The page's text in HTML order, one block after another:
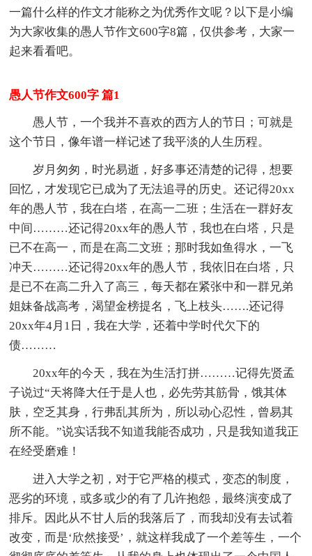
一篇什么样的作文才能称之为优秀作文呢？以下是小编
为大家收集的愚人节作文600字8篇，仅供参考，大家一
起来看看吧。
愚人节作文600字 篇1
愚人节，一个我并不喜欢的西方人的节日；可就是
这个节日，像年谱一样记述了我平淡的人生历程。
岁月匆匆，时光易逝，好多事还清楚的记得，想要
回忆，才发现它已成为了无法追寻的历史。还记得20xx
年的愚人节，我在白塔，在高一二班；生活在一群好友
中间………还记得20xx年的愚人节，我也在白塔，只是
已不在高一，而是在高二文班；那时我如鱼得水，一飞
冲天………还记得20xx年的愚人节，我依旧在白塔，只
是已不在高二升入了高三，每天都在紧张中和一群兄弟
姐妹备战高考，渴望金榜提名，飞上枝头…….还记得
20xx年4月1日，我在大学，还着中学时代欠下的
债………
20xx年的今天，我在为生活打拼………记得先贤孟
子说过“天将降大任于是人也，必先劳其筋骨，饿其体
肤，空乏其身，行弗乱其所为，所以动心忍性，曾易其
所不能。”说实话我不知道我能否成功，只是我知道我正
在经受磨难！
进入大学之初，对于它严格的模式，变态的制度，
恶劣的环境，或多或少的有了几许抱怨，最终演变成了
排斥。因此从不甘人后的我落后了，而我却没有去试着
改变，而是‘欣然接受’，就这样我成了一个差等生，一个